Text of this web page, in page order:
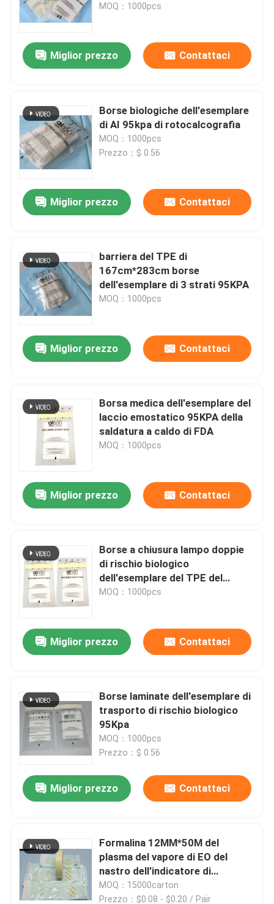
Prodotti
Video
MOQ：1000pcs
Miglior prezzo Contattaci
Borse biologiche dell'esemplare
di AI 95kpa di rotocalcografia
MOQ：1000pcs
Prezzo：$ 0.56
Miglior prezzo Contattaci
barriera del TPE di
167cm*283cm borse
dell'esemplare di 3 strati 95KPA
MOQ：1000pcs
Miglior prezzo Contattaci
Borsa medica dell'esemplare del
laccio emostatico 95KPA della
saldatura a caldo di FDA
MOQ：1000pcs
Miglior prezzo Contattaci
Borse a chiusura lampo doppie
di rischio biologico
dell'esemplare del TPE del
sacchetto 95kpa
MOQ：1000pcs
Miglior prezzo Contattaci
Borse laminate dell'esemplare di
trasporto di rischio biologico
95Kpa
MOQ：1000pcs
Prezzo：$ 0.56
Miglior prezzo Contattaci
Formalina 12MM*50M del
plasma del vapore di EO del
nastro dell'indicatore di
sterilizzazione dell'autoclave
MOQ：15000carton
Prezzo：$0.08 - $0.20 / Pair